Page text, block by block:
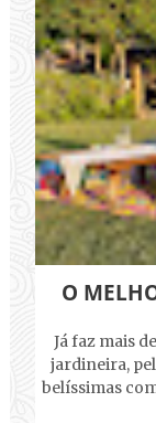
O
Já faz mais
jardineira,
belíssimas